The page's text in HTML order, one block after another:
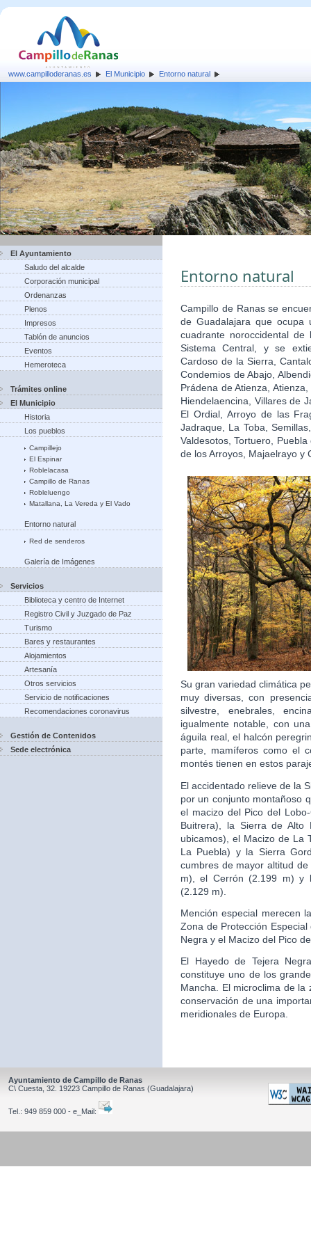
www.campilloderanas.es El Municipio Entorno natural
El Ayuntamiento
Saludo del alcalde
Corporación municipal
Ordenanzas
Plenos
Impresos
Tablón de anuncios
Eventos
Hemeroteca
Trámites online
El Municipio
Historia
Los pueblos
Campillejo
El Espinar
Roblelacasa
Campillo de Ranas
Robleluengo
Matallana, La Vereda y El Vado
Entorno natural
Red de senderos
Galería de Imágenes
Servicios
Biblioteca y centro de Internet
Registro Civil y Juzgado de Paz
Turismo
Bares y restaurantes
Alojamientos
Artesanía
Otros servicios
Servicio de notificaciones
Recomendaciones coronavirus
Gestión de Contenidos
Sede electrónica
Entorno natural
Campillo de Ranas se
de Guadalajara que ocupa
cuadrante noroccidental
Sistema Central, y se
Cardoso de la Sierra,
Condemios de Abajo,
Prádena de Atienza,
Hiendelaencina, Villares de
El Ordial, Arroyo de las
Jadraque, La Toba,
Valdesotos, Tortuero,
de los Arroyos, Majaelrayo y
Su gran variedad climática
muy diversas, con
silvestre, enebrales,
igualmente notable, con
águila real, el halcón
parte, mamíferos como el
montés tienen en estos
El accidentado relieve de la
por un conjunto montañoso
el macizo del Pico del
Buitrera), la Sierra de
ubicamos), el Macizo de La
La Puebla) y la Sierra
cumbres de mayor altitud
m), el Cerrón (2.199 m) y
(2.129 m).
Mención especial merecen
Zona de Protección
Negra y el Macizo del Pico
El Hayedo de Tejera
constituye uno de los
Mancha. El microclima de
conservación de una
meridionales de Europa.
Ayuntamiento de Campillo de Ranas
C\ Cuesta, 32. 19223 Campillo de Ranas (Guadalajara)
Tel.: 949 859 000 - e_Mail: